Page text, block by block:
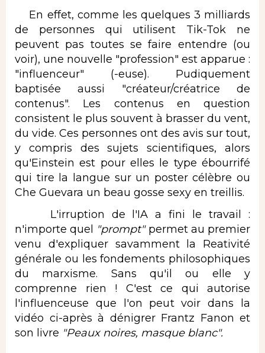
En effet, comme les quelques 3 milliards
de personnes qui utilisent Tik-Tok ne
peuvent pas toutes se faire entendre (ou
voir), une nouvelle "profession" est apparue :
"influenceur" (-euse). Pudiquement
baptisée aussi "créateur/créatrice de
contenus". Les contenus en question
consistent le plus souvent à brasser du vent,
du vide. Ces personnes ont des avis sur tout,
y compris des sujets scientifiques, alors
qu'Einstein est pour elles le type ébourrifé
qui tire la langue sur un poster célèbre ou
Che Guevara un beau gosse sexy en treillis.
L'irruption de l'IA a fini le travail :
n'importe quel
"prompt" permet au premier
venu d'expliquer savamment la Reativité
générale ou les fondements philosophiques
du marxisme. Sans qu'il ou elle y
comprenne rien ! C'est ce qui autorise
l'influenceuse que l'on peut voir dans la
vidéo ci-après à dénigrer Frantz Fanon et
son livre "Peaux noires, masque blanc".